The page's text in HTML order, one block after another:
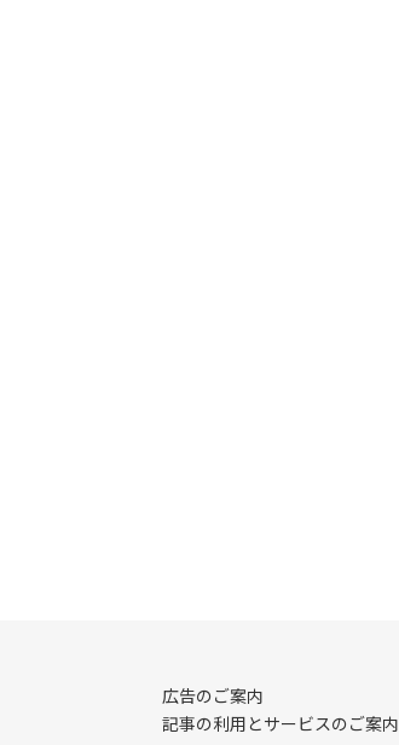
広告のご案内
記事の利用とサービスのご案内